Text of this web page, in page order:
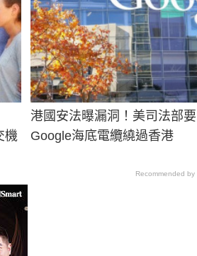
機
港國安法曝漏洞！美司法部
Google海底電纜繞過香港
Recommended by